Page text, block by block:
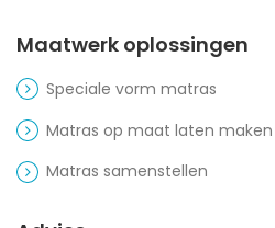
Maatwerk oplossingen
Speciale vorm matras
Matras op maat laten maken
Matras samenstellen